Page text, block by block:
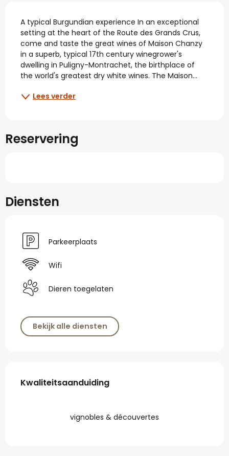
Beschrijving
A typical Burgundian experience In an exceptional
setting at the heart of the Route des Grands Crus,
come and taste the great wines of Maison Chanzy
in a superb, typical 17th century winegrower's
dwelling in Puligny-Montrachet, the birthplace of
the world's greatest dry white wines. The Maison...
Lees verder
Reservering
Diensten
Parkeerplaats
Wifi
Dieren toegelaten
Bekijk alle diensten
Dienstverlening
Kwaliteitsaanduiding
Kwaliteitsaanduiding
vignobles & découvertes